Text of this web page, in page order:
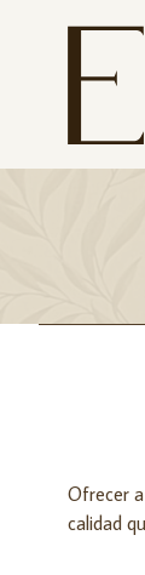
Ofrecer
calidad